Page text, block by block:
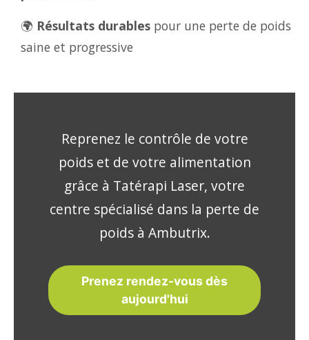
🌍 Résultats durables pour une perte de poids
saine et progressive
Reprenez le contrôle de votre
poids et de votre alimentation
grâce à Tatérapi Laser, votre
centre spécialisé dans la perte de
poids à Ambutrix.
Prenez rendez-vous dès
aujourd'hui